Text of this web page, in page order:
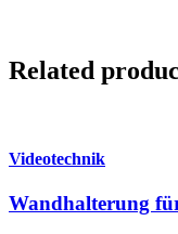
Related
Videotechnik
Wandhalterung